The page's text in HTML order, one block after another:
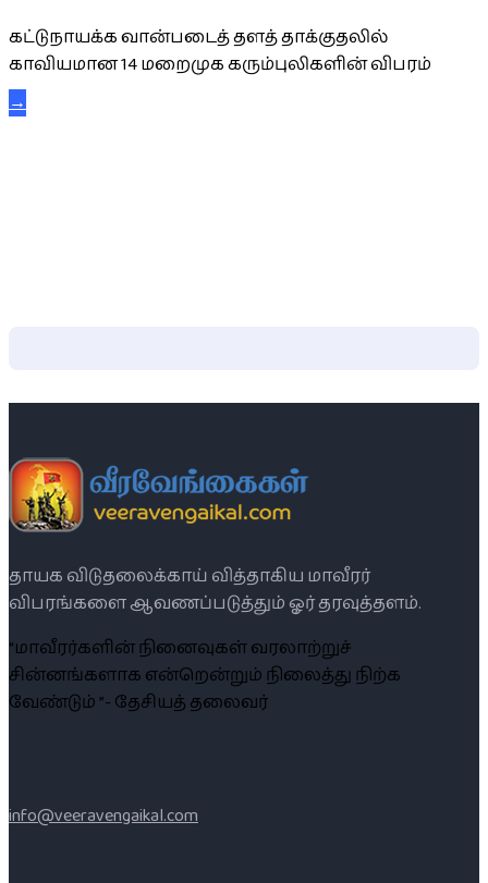
கட்டுநாயக்க வான்படைத் தளத் தாக்குதலில்
காவியமான 14 மறைமுக கரும்புலிகளின் விபரம்
→
தாயக விடுதலைக்காய் வித்தாகிய மாவீரர்
விபரங்களை ஆவணப்படுத்தும் ஓர் தரவுத்தளம்.
“மாவீரர்களின் நினைவுகள் வரலாற்றுச்
சின்னங்களாக என்றென்றும் நிலைத்து நிற்க
வேண்டும் ”- தேசியத் தலைவர்
info@veeravengaikal.com